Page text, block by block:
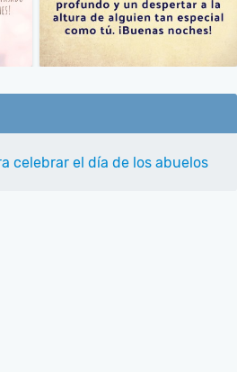
celebrar el día de los abuelos